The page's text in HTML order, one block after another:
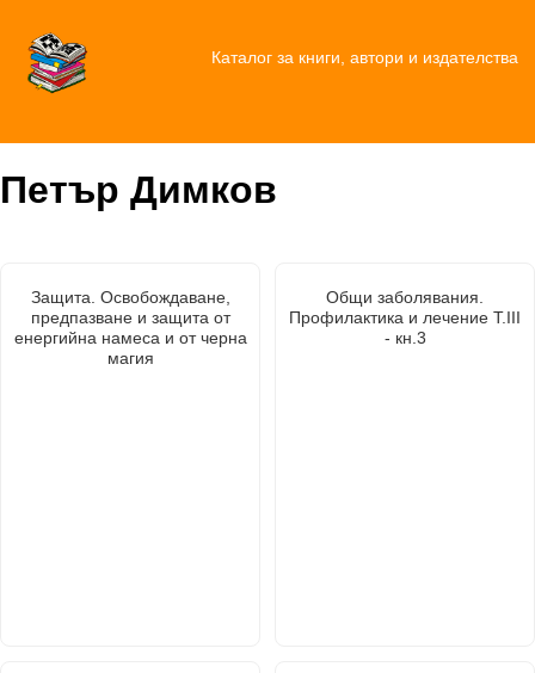
Каталог за книги, автори и издателства
Петър Димков
Защита. Освобождаване,
предпазване и защита от
енергийна намеса и от черна
магия
Общи заболявания.
Профилактика и лечение Т.III
- кн.3